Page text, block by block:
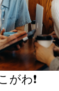
がわ❗️